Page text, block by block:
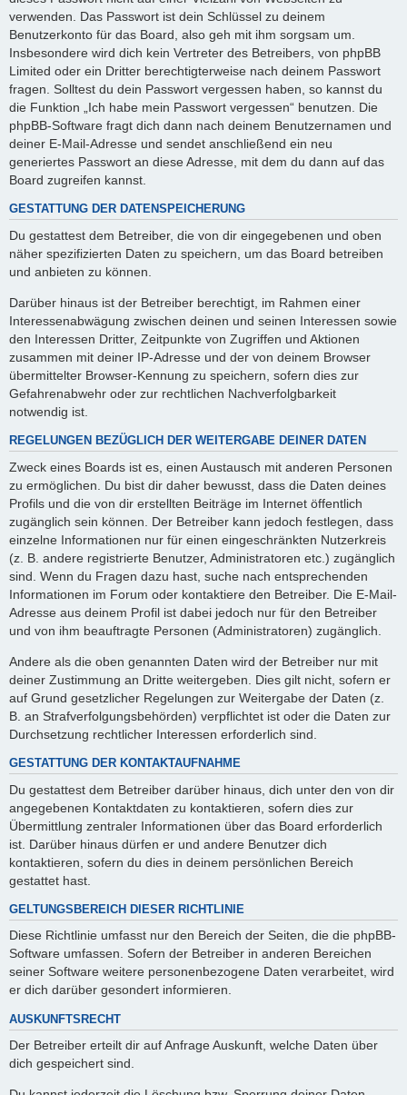
verwenden. Das Passwort ist dein Schlüssel zu deinem
Benutzerkonto für das Board, also geh mit ihm sorgsam um.
Insbesondere wird dich kein Vertreter des Betreibers, von phpBB
Limited oder ein Dritter berechtigterweise nach deinem Passwort
fragen. Solltest du dein Passwort vergessen haben, so kannst du
die Funktion „Ich habe mein Passwort vergessen“ benutzen. Die
phpBB-Software fragt dich dann nach deinem Benutzernamen und
deiner E-Mail-Adresse und sendet anschließend ein neu
generiertes Passwort an diese Adresse, mit dem du dann auf das
Board zugreifen kannst.
GESTATTUNG DER DATENSPEICHERUNG
Du gestattest dem Betreiber, die von dir eingegebenen und oben
näher spezifizierten Daten zu speichern, um das Board betreiben
und anbieten zu können.
Darüber hinaus ist der Betreiber berechtigt, im Rahmen einer
Interessenabwägung zwischen deinen und seinen Interessen sowie
den Interessen Dritter, Zeitpunkte von Zugriffen und Aktionen
zusammen mit deiner IP-Adresse und der von deinem Browser
übermittelter Browser-Kennung zu speichern, sofern dies zur
Gefahrenabwehr oder zur rechtlichen Nachverfolgbarkeit
notwendig ist.
REGELUNGEN BEZÜGLICH DER WEITERGABE DEINER DATEN
Zweck eines Boards ist es, einen Austausch mit anderen Personen
zu ermöglichen. Du bist dir daher bewusst, dass die Daten deines
Profils und die von dir erstellten Beiträge im Internet öffentlich
zugänglich sein können. Der Betreiber kann jedoch festlegen, dass
einzelne Informationen nur für einen eingeschränkten Nutzerkreis
(z. B. andere registrierte Benutzer, Administratoren etc.) zugänglich
sind. Wenn du Fragen dazu hast, suche nach entsprechenden
Informationen im Forum oder kontaktiere den Betreiber. Die E-Mail-
Adresse aus deinem Profil ist dabei jedoch nur für den Betreiber
und von ihm beauftragte Personen (Administratoren) zugänglich.
Andere als die oben genannten Daten wird der Betreiber nur mit
deiner Zustimmung an Dritte weitergeben. Dies gilt nicht, sofern er
auf Grund gesetzlicher Regelungen zur Weitergabe der Daten (z.
B. an Strafverfolgungsbehörden) verpflichtet ist oder die Daten zur
Durchsetzung rechtlicher Interessen erforderlich sind.
GESTATTUNG DER KONTAKTAUFNAHME
Du gestattest dem Betreiber darüber hinaus, dich unter den von dir
angegebenen Kontaktdaten zu kontaktieren, sofern dies zur
Übermittlung zentraler Informationen über das Board erforderlich
ist. Darüber hinaus dürfen er und andere Benutzer dich
kontaktieren, sofern du dies in deinem persönlichen Bereich
gestattet hast.
GELTUNGSBEREICH DIESER RICHTLINIE
Diese Richtlinie umfasst nur den Bereich der Seiten, die die phpBB-
Software umfassen. Sofern der Betreiber in anderen Bereichen
seiner Software weitere personenbezogene Daten verarbeitet, wird
er dich darüber gesondert informieren.
AUSKUNFTSRECHT
Der Betreiber erteilt dir auf Anfrage Auskunft, welche Daten über
dich gespeichert sind.